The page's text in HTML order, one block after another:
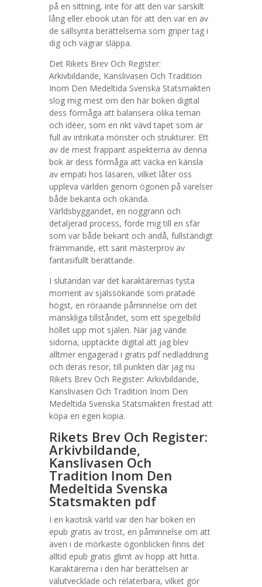
på en sittning, inte för att den var särskilt
lång eller ebook utan för att den var en av
de sällsynta berättelserna som griper tag i
dig och vägrar släppa.
Det Rikets Brev Och Register:
Arkivbildande, Kanslivasen Och Tradition
Inom Den Medeltida Svenska Statsmakten
slog mig mest om den här boken digital
dess förmåga att balansera olika teman
och idéer, som en rikt vävd tapet som är
full av intrikata mönster och strukturer. Ett
av de mest frappant aspekterna av denna
bok är dess förmåga att väcka en känsla
av empati hos läsaren, vilket låter oss
uppleva världen genom ögonen på varelser
både bekanta och okända.
Världsbyggandet, en noggrann och
detaljerad process, förde mig till en sfär
som var både bekant och ändå, fullständigt
främmande, ett sant mästerprov av
fantasifullt berättande.
I slutändan var det karaktärernas tysta
moment av själssökande som pratade
högst, en röraande påminnelse om det
mänskliga tillståndet, som ett spegelbild
höllet upp mot själen. När jag vände
sidorna, upptäckte digital att jag blev
alltmer engagerad i gratis pdf nedladdning
och deras resor, till punkten där jag nu
Rikets Brev Och Register: Arkivbildande,
Kanslivasen Och Tradition Inom Den
Medeltida Svenska Statsmakten frestad att
köpa en egen kopia.
Rikets Brev Och Register:
Arkivbildande,
Kanslivasen Och
Tradition Inom Den
Medeltida Svenska
Statsmakten pdf
I en kaotisk värld var den här boken en
epub gratis av tröst, en påminnelse om att
även i de mörkaste ögonblicken finns det
alltid epub gratis glimt av hopp att hitta.
Karaktärerna i den här berättelsen är
välutvecklade och relaterbara, vilket gör